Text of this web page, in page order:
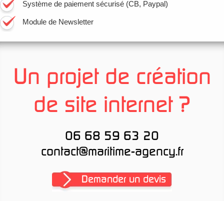
Système de paiement sécurisé (CB, Paypal)
Module de Newsletter
Un projet de création
de site internet ?
06 68 59 63 20
contact@maritime-agency.fr
Demander un devis